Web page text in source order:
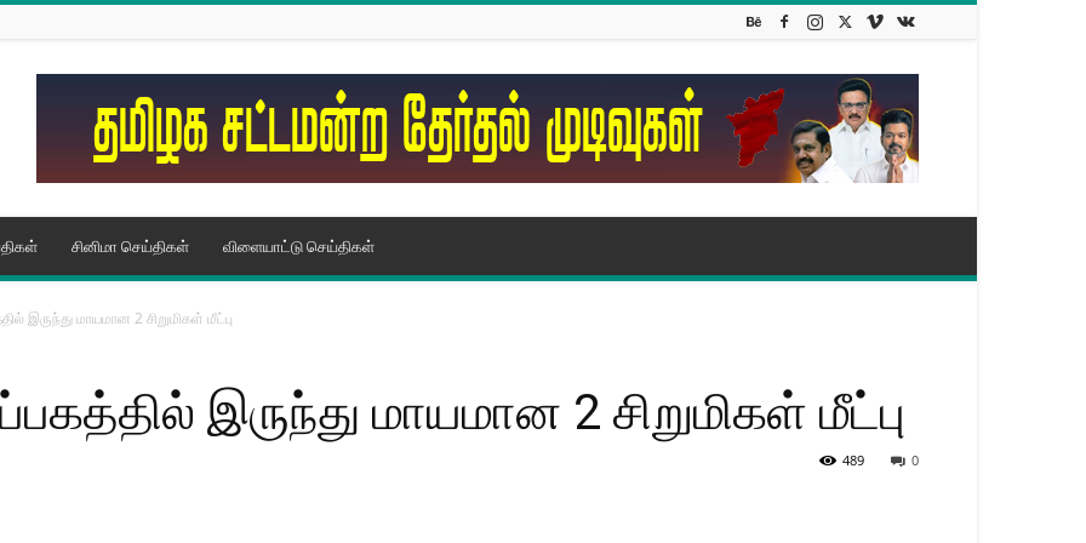
சினிமா செய்திகள் விளையாட்டு செய்திகள்
இருந்து மாயமான 2 சிறுமிகள் மீட்பு
இருந்து மாயமான 2 சிறுமிகள் மீட்பு
0
489